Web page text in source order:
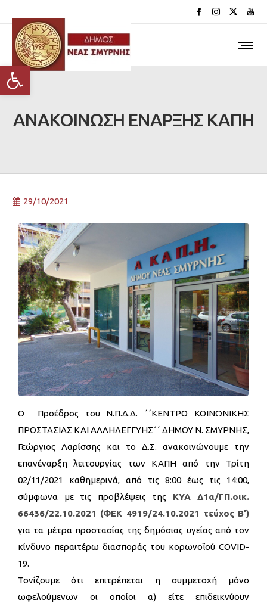
Ανοίξτε τη γραμμή εργαλείων
ΑΝΑΚΟΙΝΩΣΗ ΕΝΑΡΞΗΣ ΚΑΠΗ
29/10/2021
Ο Προέδρος του Ν.Π.Δ.Δ. ΄΄ΚΕΝΤΡΟ ΚΟΙΝΩΝΙΚΗΣ
ΠΡΟΣΤΑΣΙΑΣ ΚΑΙ ΑΛΛΗΛΕΓΓΥΗΣ΄΄ ΔΗΜΟΥ Ν. ΣΜΥΡΝΗΣ,
Γεώργιος Λαρίσσης και το Δ.Σ. ανακοινώνουμε την
επανέναρξη λειτουργίας των ΚΑΠΗ από την Τρίτη
02/11/2021 καθημερινά, από τις 8:00 έως τις 14:00,
σύμφωνα με τις προβλέψεις της ΚΥΑ Δ1α/ΓΠ.οικ.
66436/22.10.2021 (ΦΕΚ 4919/24.10.2021 τεύχος Β’)
για τα μέτρα προστασίας της δημόσιας υγείας από τον
κίνδυνο περαιτέρω διασποράς του κορωνοϊού COVID-
19.
Τονίζουμε ότι επιτρέπεται η συμμετοχή μόνο
ωφελούμενων οι οποίοι α) είτε επιδεικνύουν